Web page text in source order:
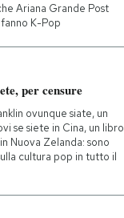
Ariana Grande Post
K-Pop
per censure
ovunque siate, un
se siete in Cina, un libro
Nuova Zelanda: sono
cultura pop in tutto il